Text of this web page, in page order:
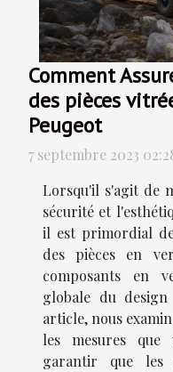
Comment
des pièces
Peugeot
7 septembre 2023
Lorsqu'il s'agit de
sécurité et
il est primordial
des pièces en
composants en
globale du
article, nous
les mesures
garantir que les